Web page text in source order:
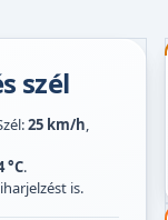
szél
25 km/h,
°C.
is.